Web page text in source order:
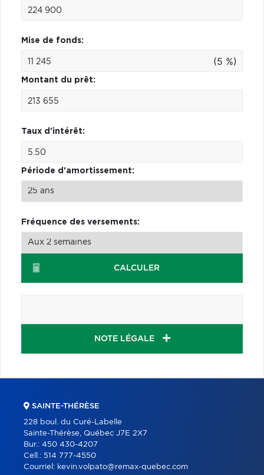
Mise de fonds:
(5 %)
Montant du prêt:
Taux d'intérêt:
Période d'amortissement:
Fréquence des versements:
CALCULER
NOTE LÉGALE
SAINTE-THÉRÈSE
228 boul. du Curé-Labelle
Sainte-Thérèse, Québec J7E 2X7
Bur.: 450 430-4207
Cell.: 514 777-4550
Courriel: kevin.volpato@remax-quebec.com